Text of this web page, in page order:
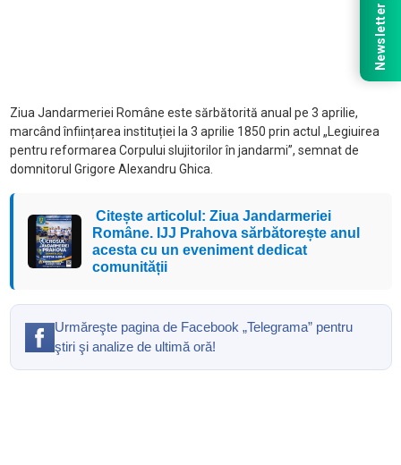
Ziua Jandarmeriei Române este sărbătorită anual pe 3 aprilie,
marcând înființarea instituției la 3 aprilie 1850 prin actul „Legiuirea
pentru reformarea Corpului slujitorilor în jandarmi”, semnat de
domnitorul Grigore Alexandru Ghica.
Citește articolul: Ziua Jandarmeriei
Române. IJJ Prahova sărbătorește anul
acesta cu un eveniment dedicat
comunității
Urmăreşte pagina de Facebook „Telegrama” pentru
ştiri şi analize de ultimă oră!
Newsletter